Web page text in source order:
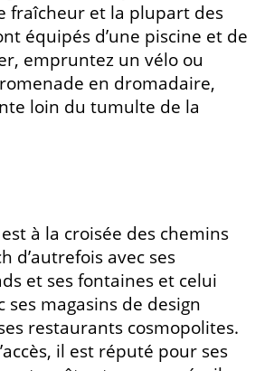
fraîcheur et la plupart des
équipés d’une piscine et de
empruntez un vélo ou
en dromadaire,
loin du tumulte de la
à la croisée des chemins
d’autrefois avec ses
et ses fontaines et celui
ses magasins de design
restaurants cosmopolites.
il est réputé pour ses